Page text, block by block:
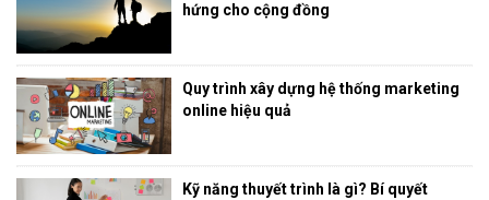
hứng cho cộng đồng
Quy trình xây dựng hệ thống marketing
online hiệu quả
Kỹ năng thuyết trình là gì? Bí quyết